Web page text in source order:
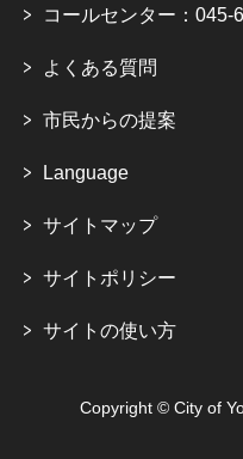
コールセンター：045-
よくある質問
市民からの提案
Language
サイトマップ
サイトポリシー
サイトの使い方
Copyright © City of